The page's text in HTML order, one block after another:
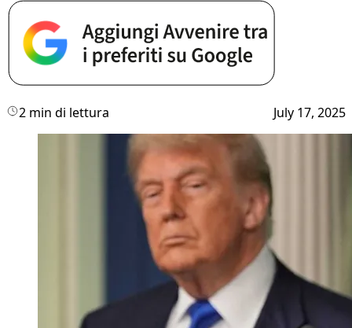
2 min di lettura July 17, 2025